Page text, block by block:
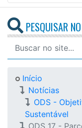
PESQUISAR
Início
Notícias
ODS -
Sustentável
ODS 17 -